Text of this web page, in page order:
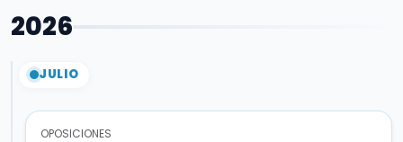
2026
JULIO
OPOSICIONES